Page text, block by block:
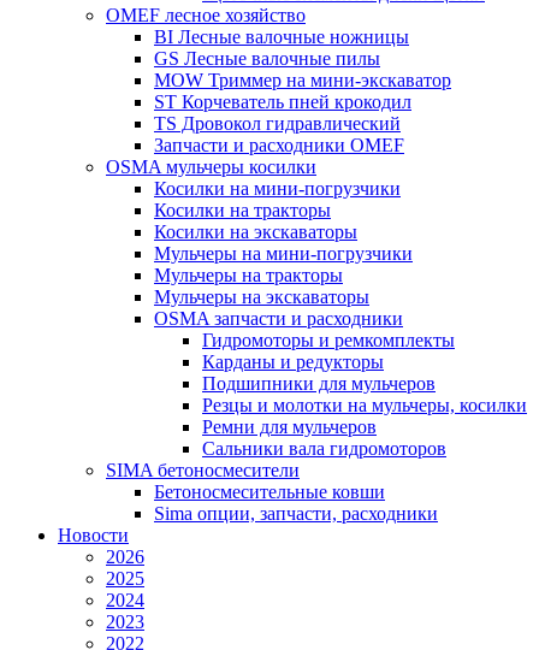
OMEF лесное хозяйство
BI Лесные валочные ножницы
GS Лесные валочные пилы
MOW Триммер на мини-экскаватор
ST Корчеватель пней крокодил
TS Дровокол гидравлический
Запчасти и расходники OMEF
OSMA мульчеры косилки
Косилки на мини-погрузчики
Косилки на тракторы
Косилки на экскаваторы
Мульчеры на мини-погрузчики
Мульчеры на тракторы
Мульчеры на экскаваторы
OSMA запчасти и расходники
Гидромоторы и ремкомплекты
Карданы и редукторы
Подшипники для мульчеров
Резцы и молотки на мульчеры, косилки
Ремни для мульчеров
Сальники вала гидромоторов
SIMA бетоносмесители
Бетоносмесительные ковши
Sima опции, запчасти, расходники
Новости
2026
2025
2024
2023
2022